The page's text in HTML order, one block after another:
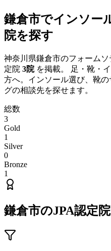
鎌倉市でインソー
院を探す
神奈川県鎌倉市のフォーム
定院 3院を掲載。 足・靴・
方へ。インソール選び、靴
グの相談先を探せます。
総数
3
Gold
1
Silver
0
Bronze
1
鎌倉市のJPA認定